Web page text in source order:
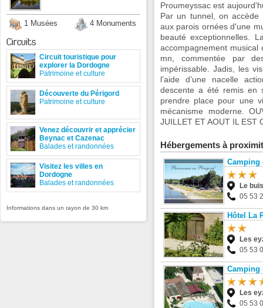
Proumeyssac est
Par un tunnel, on accède
aux parois ornées d'une
beauté exceptionnelles.
accompagnement
mn, commentée par
impérissable. Jadis, les
l’aide d’une nacelle
descente a été remis en
prendre place pour une
mécanisme moderne.
JUILLET ET AOUT IL EST
Hébergements à
Camping
Le
05 53
Hôtel La
Les
05 53
Camping
Les
05 53
1 Musées 4 Monuments
Circuits
Circuit touristique pour
explorer la Dordogne
Patrimoine et culture
Découverte du Périgord
Patrimoine et culture
Venez découvrir et apprécier
Beynac et Cazenac
Balades et randonnées
Visitez les villes en
Dordogne
Balades et randonnées
Informations dans un rayon de 30 km